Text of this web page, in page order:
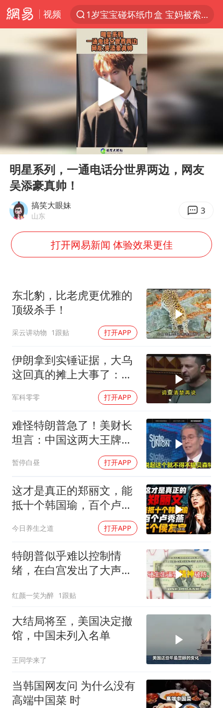
视频
1岁宝宝碰坏纸巾盒 宝妈被索赔924元
Meta被判支付5.67亿美元
47岁妈妈突然产女 26岁女儿：很震惊
阿根廷足协发文力挺因凡蒂诺
中国稀土盘中涨停
日本广岛民众举行游行反对政府行径
21楼高空抛物嫌疑人被拘留
台风白海豚最新路径研判来了
粉笔发布“自曝式”公开信
女子利用漏洞0元薅走3000多件家电
我国编制完成新版全月地质图
现代版摸金校尉落网查获400多枚古币
毛宁转发梯田音乐会视频海外网友赞叹
奋进开新局 实干挑大梁
Play
00:00 00:13
明星系列，一通电话分世界两边，网友
吴添豪真帅！
搞笑大眼妹
山东 3
打开网易新闻 体验效果更佳
东北豹，比老虎更优雅的
顶级杀手！
采云讲动物 1跟贴 打开APP
伊朗拿到实锤证据，大乌
这回真的摊上大事了：私
军科零零 打开APP
难怪特朗普急了！美财长
坦言：中国这两大王牌，
暂停白昼 打开APP
这才是真正的郑丽文，能
抵十个韩国瑜，百个卢秀
今日养生之道 打开APP
特朗普似乎难以控制情
绪，在白宫发出了大声咒
红颜一笑为醉 1跟贴
大结局将至，美国决定撤
馆，中国未列入名单
王同学来了
当韩国网友问 为什么没有
高端中国菜 时